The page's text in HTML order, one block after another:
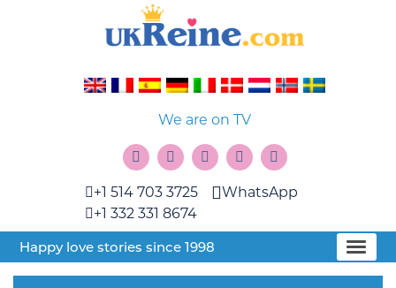
We are on TV
+1 514 703 3725
+1 332 331 8674
WhatsApp
Happy love stories since 1998